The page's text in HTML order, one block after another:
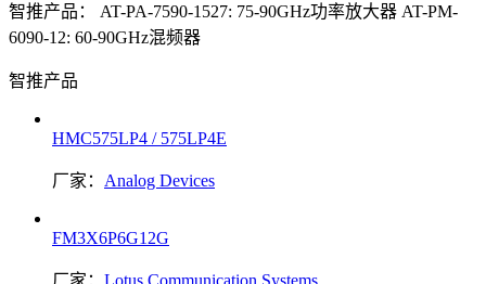
智推产品： AT-PA-7590-1527: 75-90GHz功率放大器 AT-PM-
6090-12: 60-90GHz混频器
智推产品
HMC575LP4 / 575LP4E
厂家： Analog Devices
FM3X6P6G12G
厂家： Lotus Communication Systems